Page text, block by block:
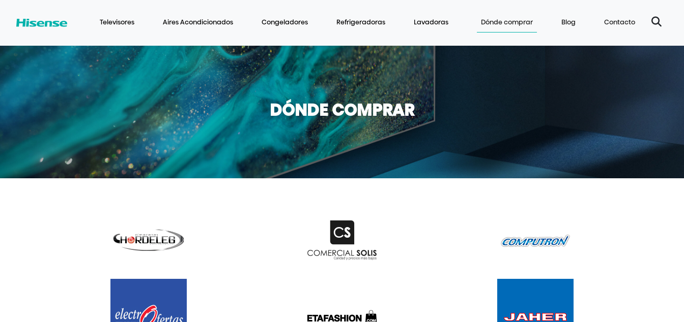
Televisores Aires Acondicionados Congeladores Refrigeradoras Lavadoras Dónde comprar Blog Contacto
DÓNDE COMPRAR